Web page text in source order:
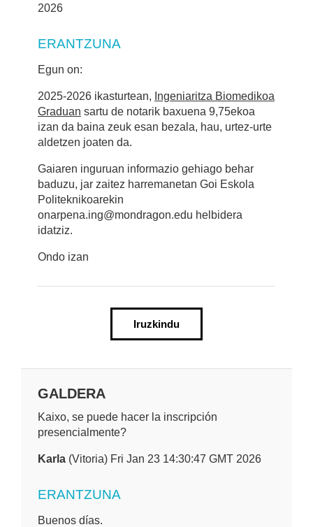
2026
ERANTZUNA
Egun on:
2025-2026 ikasturtean, Ingeniaritza Biomedikoa
Graduan sartu de notarik baxuena 9,75ekoa
izan da baina zeuk esan bezala, hau, urtez-urte
aldetzen joaten da.
Gaiaren inguruan informazio gehiago behar
baduzu, jar zaitez harremanetan Goi Eskola
Politeknikoarekin
onarpena.ing@mondragon.edu helbidera
idatziz.
Ondo izan
Iruzkindu
GALDERA
Kaixo, se puede hacer la inscripción
presencialmente?
Karla (Vitoria) Fri Jan 23 14:30:47 GMT 2026
ERANTZUNA
Buenos días.